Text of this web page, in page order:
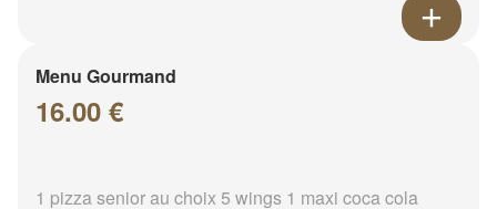
Menu Gourmand
16.00 €
1 pizza senior au choix 5 wings 1 maxi coca cola